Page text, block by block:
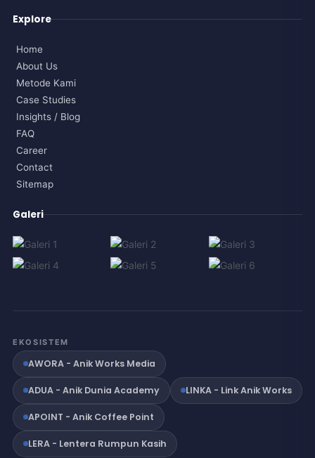
Explore
Home
About Us
Metode Kami
Case Studies
Insights / Blog
FAQ
Career
Contact
Sitemap
Galeri
EKOSISTEM
AWORA - Anik Works Media
ADUA - Anik Dunia Academy LINKA - Link Anik Works
APOINT - Anik Coffee Point
LERA - Lentera Rumpun Kasih